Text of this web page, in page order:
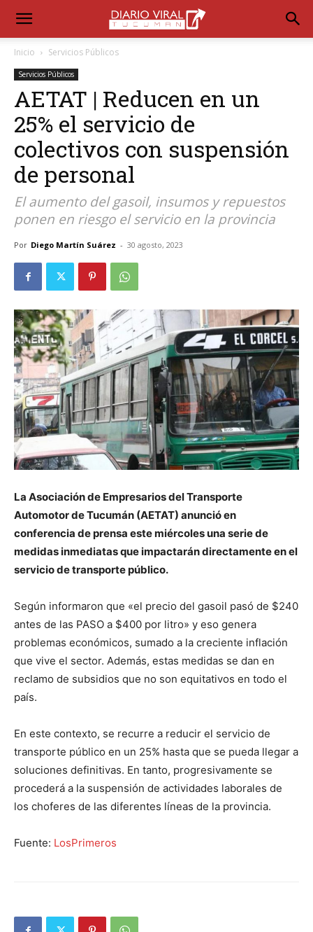
Inicio Servicios Públicos
Servicios Públicos
AETAT | Reducen en un
25% el servicio de
colectivos con suspensión
de personal
El aumento del gasoil, insumos y repuestos
ponen en riesgo el servicio en la provincia
Por Diego Martín Suárez - 30 agosto, 2023
La Asociación de Empresarios del Transporte
Automotor de Tucumán (AETAT) anunció en
conferencia de prensa este miércoles una serie de
medidas inmediatas que impactarán directamente en el
servicio de transporte público.
Según informaron que «el precio del gasoil pasó de $240
antes de las PASO a $400 por litro» y eso genera
problemas económicos, sumado a la creciente inflación
que vive el sector. Además, estas medidas se dan en
reclamo de subsidios que no son equitativos en todo el
país.
En este contexto, se recurre a reducir el servicio de
transporte público en un 25% hasta que se pueda llegar a
soluciones definitivas. En tanto, progresivamente se
procederá a la suspensión de actividades laborales de
los choferes de las diferentes líneas de la provincia.
Fuente: LosPrimeros